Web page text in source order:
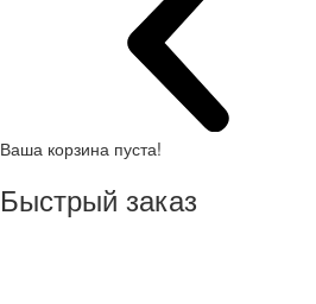
Ваша корзина пуста!
Быстрый заказ